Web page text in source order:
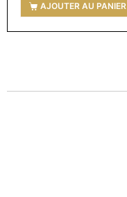
AJOUTER AU PANIER